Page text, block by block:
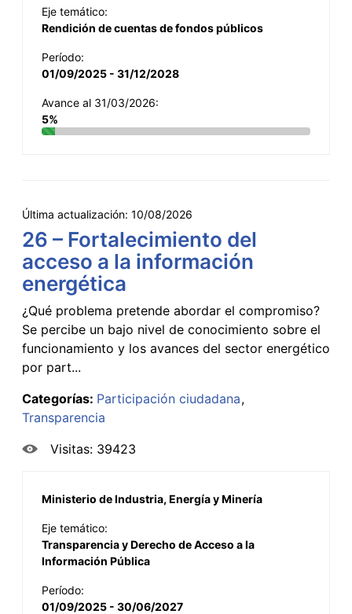
Eje temático:
Rendición de cuentas de fondos públicos
Período:
01/09/2025 - 31/12/2028
Avance al 31/03/2026:
5%
Última actualización: 10/08/2026
26 – Fortalecimiento del
acceso a la información
energética
¿Qué problema pretende abordar el compromiso?
Se percibe un bajo nivel de conocimiento sobre el
funcionamiento y los avances del sector energético
por part...
Categorías: Participación ciudadana
Transparencia
Visitas: 39423
Ministerio de Industria, Energía y Minería
Eje temático:
Transparencia y Derecho de Acceso a la
Información Pública
Período:
01/09/2025 - 30/06/2027